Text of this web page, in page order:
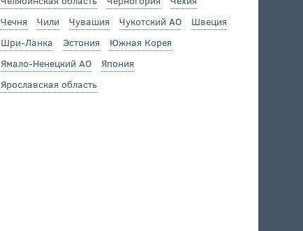
Чечня
Чили Чувашия Чукотский АО
Швеция
Шри-Ланка
Эстония
Южная Корея
Ямало-Ненецкий АО
Япония
Ярославская область